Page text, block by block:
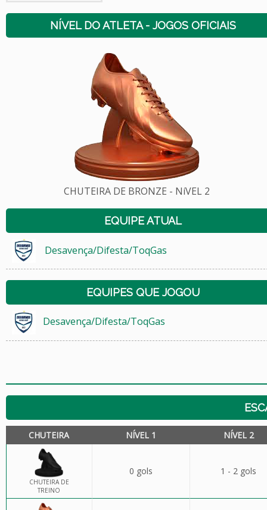
NÍVEL DO ATLETA - JOGOS OFICIAIS
CHUTEIRA DE BRONZE - NíVEL 2
EQUIPE ATUAL
Desavença/Difesta/ToqGas
EQUIPES QUE JOGOU
Desavença/Difesta/ToqGas
CHUTEIRA NÍVEL 1 NÍVEL 2
CHUTEIRA DE
TREINO
0 gols 1 - 2 gols